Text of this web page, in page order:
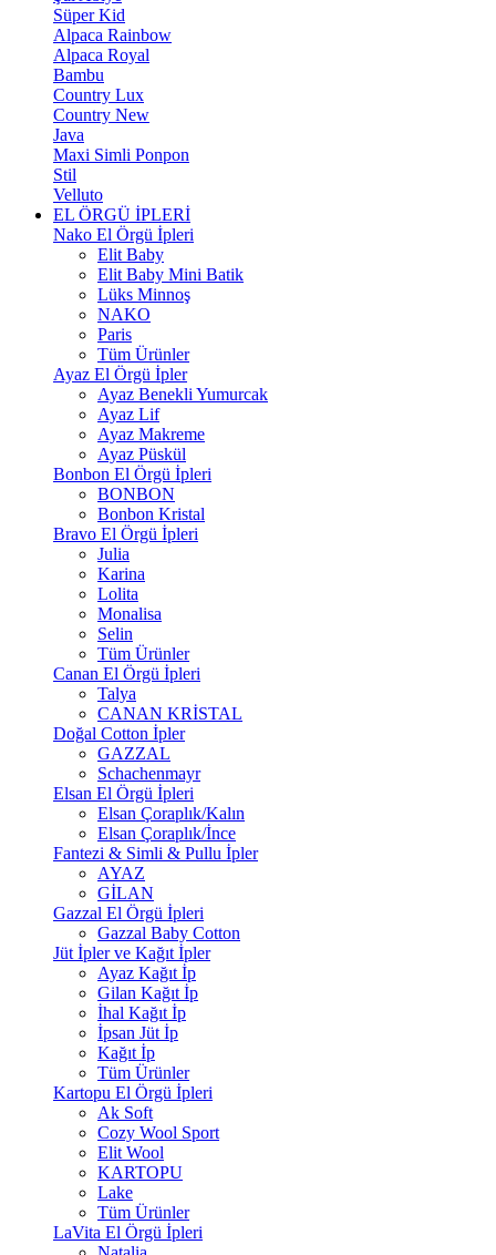
Süper Kid
Alpaca Rainbow
Alpaca Royal
Bambu
Country Lux
Country New
Java
Maxi Simli Ponpon
Stil
Velluto
EL ÖRGÜ İPLERİ
Nako El Örgü İpleri
Elit Baby
Elit Baby Mini Batik
Lüks Minnoş
NAKO
Paris
Tüm Ürünler
Ayaz El Örgü İpler
Ayaz Benekli Yumurcak
Ayaz Lif
Ayaz Makreme
Ayaz Püskül
Bonbon El Örgü İpleri
BONBON
Bonbon Kristal
Bravo El Örgü İpleri
Julia
Karina
Lolita
Monalisa
Selin
Tüm Ürünler
Canan El Örgü İpleri
Talya
CANAN KRİSTAL
Doğal Cotton İpler
GAZZAL
Schachenmayr
Elsan El Örgü İpleri
Elsan Çoraplık/Kalın
Elsan Çoraplık/İnce
Fantezi & Simli & Pullu İpler
AYAZ
GİLAN
Gazzal El Örgü İpleri
Gazzal Baby Cotton
Jüt İpler ve Kağıt İpler
Ayaz Kağıt İp
Gilan Kağıt İp
İhal Kağıt İp
İpsan Jüt İp
Kağıt İp
Tüm Ürünler
Kartopu El Örgü İpleri
Ak Soft
Cozy Wool Sport
Elit Wool
KARTOPU
Lake
Tüm Ürünler
LaVita El Örgü İpleri